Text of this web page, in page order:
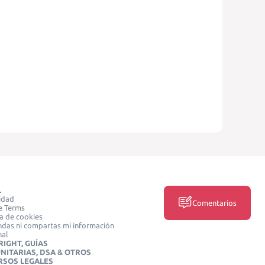
Terms
de cookies
ni compartas mi información
GUÍAS
DSA & OTROS
LEGALES
Comentarios